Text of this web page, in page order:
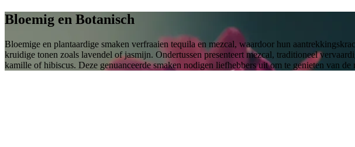
Bloemig en Botanisch
Bloemige en plantaardige smaken verfraaien tequila en mezcal, waardoor hun
kruidige tonen zoals lavendel of jasmijn. Ondertussen presenteert mezcal, traditioneel
kamille of hibiscus. Deze genuanceerde smaken nodigen liefhebbers uit om te genieten van